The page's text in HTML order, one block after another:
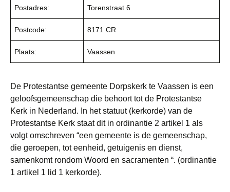
Postadres: Torenstraat 6
Postcode: 8171 CR
Plaats: Vaassen
De Protestantse gemeente Dorpskerk te Vaassen is een
geloofsgemeenschap die behoort tot de Protestantse
Kerk in Nederland. In het statuut (kerkorde) van de
Protestantse Kerk staat dit in ordinantie 2 artikel 1 als
volgt omschreven “een gemeente is de gemeenschap,
die geroepen, tot eenheid, getuigenis en dienst,
samenkomt rondom Woord en sacramenten “. (ordinantie
1 artikel 1 lid 1 kerkorde).